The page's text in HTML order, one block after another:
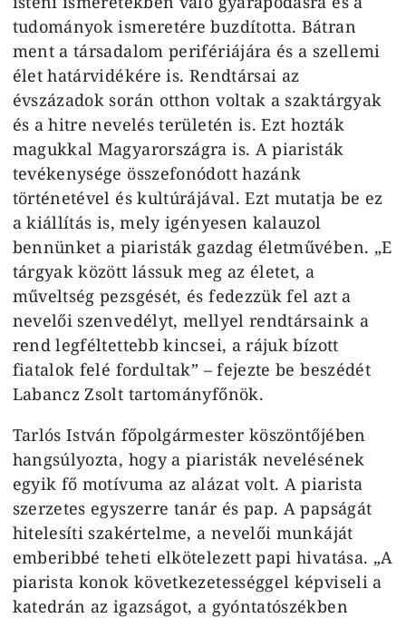
tudományok ismeretére buzdította. Bátran
ment a társadalom perifériájára és a szellemi
élet határvidékére is. Rendtársai az
évszázadok során otthon voltak a szaktárgyak
és a hitre nevelés területén is. Ezt hozták
magukkal Magyarországra is. A piaristák
tevékenysége összefonódott hazánk
történetével és kultúrájával. Ezt mutatja be ez
a kiállítás is, mely igényesen kalauzol
bennünket a piaristák gazdag életművében. „E
tárgyak között lássuk meg az életet, a
műveltség pezsgését, és fedezzük fel azt a
nevelői szenvedélyt, mellyel rendtársaink a
rend legféltettebb kincsei, a rájuk bízott
fiatalok felé fordultak” – fejezte be beszédét
Labancz Zsolt tartományfőnök.
Tarlós István főpolgármester köszöntőjében
hangsúlyozta, hogy a piaristák nevelésének
egyik fő motívuma az alázat volt. A piarista
szerzetes egyszerre tanár és pap. A papságát
hitelesíti szakértelme, a nevelői munkáját
emberibbé teheti elkötelezett papi hivatása. „A
piarista konok következetességgel képviseli a
katedrán az igazságot, a gyóntatószékben